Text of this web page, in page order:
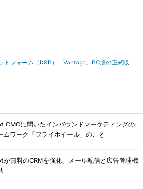
トフォーム（DSP）「Vantage」PC版の正式販
CMOに聞いたインバウンドマーケティングの
ムワーク「フライホイール」のこと
が無料のCRMを強化、メール配信と広告管理機